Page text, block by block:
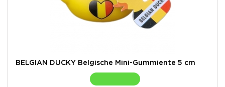
BELGIAN DUCKY Belgische Mini-Gummiente 5 cm